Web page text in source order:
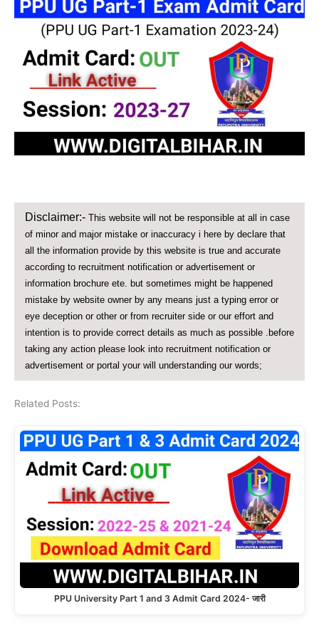
Disclaimer:-This website will not be responsible at all in case
of minor and major mistake or inaccuracy i here by declare that
all the information provide by this website is true and accurate
according to recruitment notification or advertisement or
information brochure ete. but sometimes might be happened
mistake by website owner by any means just a typing error or
eye deception or other or from recruiter side or our effort and
intention is to provide correct details as much as possible .before
taking any action please look into recruitment notification or
advertisement or portal your will understanding our words;
Related Posts:
PPU University Part 1 and 3 Admit Card 2024- जारी